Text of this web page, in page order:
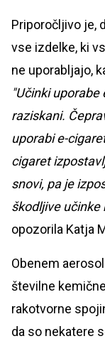
Priporočljivo je,
vse izdelke, ki
ne uporabljajo,
"Učinki
raziskani.
uporabi e-
cigaret
snovi, pa je
škodljive učinke
opozorila Katja
Obenem
številne
rakotvorne
da so nekatere